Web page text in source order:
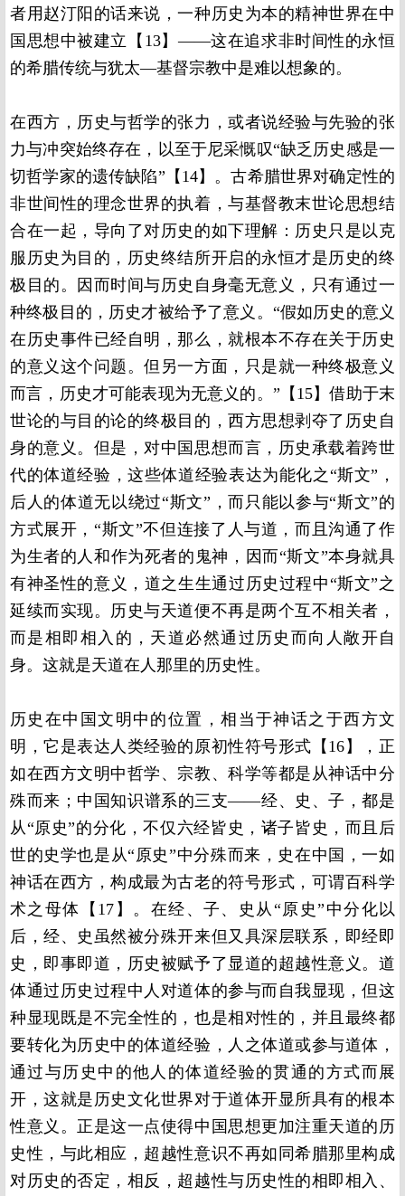
者用赵汀阳的话来说，一种历史为本的精神世界在中
国思想中被建立【13】——这在追求非时间性的永恒
的希腊传统与犹太—基督宗教中是难以想象的。
在西方，历史与哲学的张力，或者说经验与先验的张
力与冲突始终存在，以至于尼采慨叹“缺乏历史感是一
切哲学家的遗传缺陷”【14】。古希腊世界对确定性的
非世间性的理念世界的执着，与基督教末世论思想结
合在一起，导向了对历史的如下理解：历史只是以克
服历史为目的，历史终结所开启的永恒才是历史的终
极目的。因而时间与历史自身毫无意义，只有通过一
种终极目的，历史才被给予了意义。“假如历史的意义
在历史事件已经自明，那么，就根本不存在关于历史
的意义这个问题。但另一方面，只是就一种终极意义
而言，历史才可能表现为无意义的。”【15】借助于末
世论的与目的论的终极目的，西方思想剥夺了历史自
身的意义。但是，对中国思想而言，历史承载着跨世
代的体道经验，这些体道经验表达为能化之“斯文”，
后人的体道无以绕过“斯文”，而只能以参与“斯文”的
方式展开，“斯文”不但连接了人与道，而且沟通了作
为生者的人和作为死者的鬼神，因而“斯文”本身就具
有神圣性的意义，道之生生通过历史过程中“斯文”之
延续而实现。历史与天道便不再是两个互不相关者，
而是相即相入的，天道必然通过历史而向人敞开自
身。这就是天道在人那里的历史性。
历史在中国文明中的位置，相当于神话之于西方文
明，它是表达人类经验的原初性符号形式【16】，正
如在西方文明中哲学、宗教、科学等都是从神话中分
殊而来；中国知识谱系的三支——经、史、子，都是
从“原史”的分化，不仅六经皆史，诸子皆史，而且后
世的史学也是从“原史”中分殊而来，史在中国，一如
神话在西方，构成最为古老的符号形式，可谓百科学
术之母体【17】。在经、子、史从“原史”中分化以
后，经、史虽然被分殊开来但又具深层联系，即经即
史，即事即道，历史被赋予了显道的超越性意义。道
体通过历史过程中人对道体的参与而自我显现，但这
种显现既是不完全性的，也是相对性的，并且最终都
要转化为历史中的体道经验，人之体道或参与道体，
通过与历史中的他人的体道经验的贯通的方式而展
开，这就是历史文化世界对于道体开显所具有的根本
性意义。正是这一点使得中国思想更加注重天道的历
史性，与此相应，超越性意识不再如同希腊那里构成
对历史的否定，相反，超越性与历史性的相即相入、